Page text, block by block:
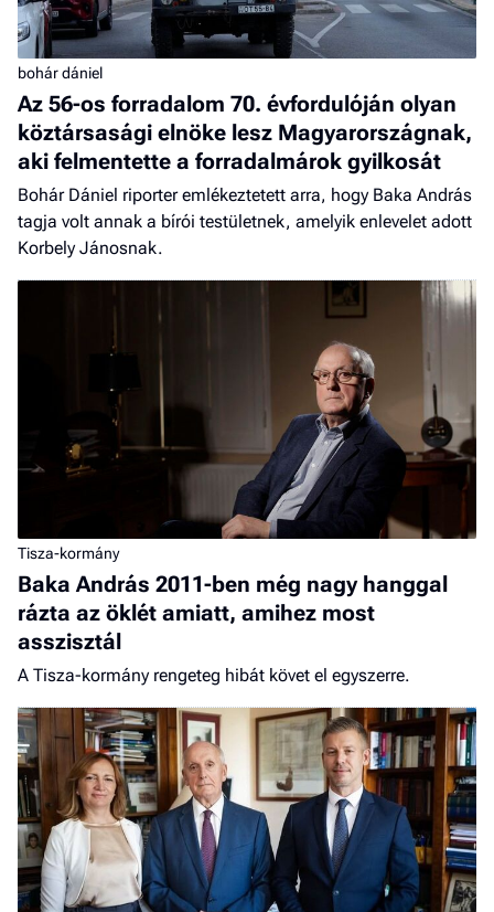
bohár dániel
Az 56-os forradalom 70. évfordulóján olyan
köztársasági elnöke lesz Magyarországnak,
aki felmentette a forradalmárok gyilkosát
Bohár Dániel riporter emlékeztetett arra, hogy Baka András
tagja volt annak a bírói testületnek, amelyik enlevelet adott
Korbely Jánosnak.
Tisza-kormány
Baka András 2011-ben még nagy hanggal
rázta az öklét amiatt, amihez most
asszisztál
A Tisza-kormány rengeteg hibát követ el egyszerre.